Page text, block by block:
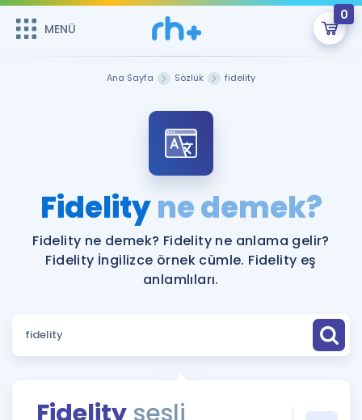
MENÜ
0
Şifremi Hatırlamıyorum
ÜYE DEĞİLİM
Sepetin Şu An Boş.
Remzi Hoca ile seni sınava hazırlayacak onlarca eğitim seni
bekliyor!
MENÜ
Katılımcı Görüşleri
Faydalı Araçlar
Sözlük
Rehberlik Aracı
Hakkımızda
Ana Sayfa Sözlük fidelity
Fidelityne demek?
Fidelity ne demek? Fidelity ne anlama gelir?
Fidelity İngilizce örnek cümle. Fidelity eş
anlamlıları.